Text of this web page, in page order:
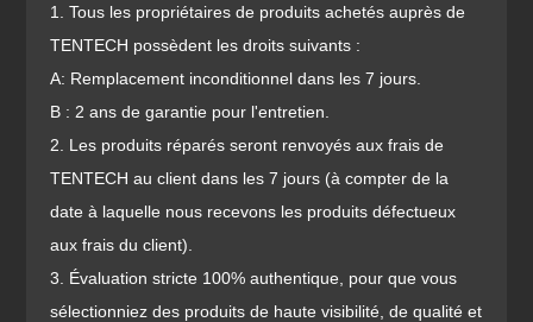
1. Tous les propriétaires de produits achetés auprès de
TENTECH possèdent les droits suivants :
A: Remplacement inconditionnel dans les 7 jours.
B : 2 ans de garantie pour l'entretien.
2. Les produits réparés seront renvoyés aux frais de
TENTECH au client dans les 7 jours (à compter de la
date à laquelle nous recevons les produits défectueux
aux frais du client).
3. Évaluation stricte 100% authentique, pour que vous
sélectionniez des produits de haute visibilité, de qualité et